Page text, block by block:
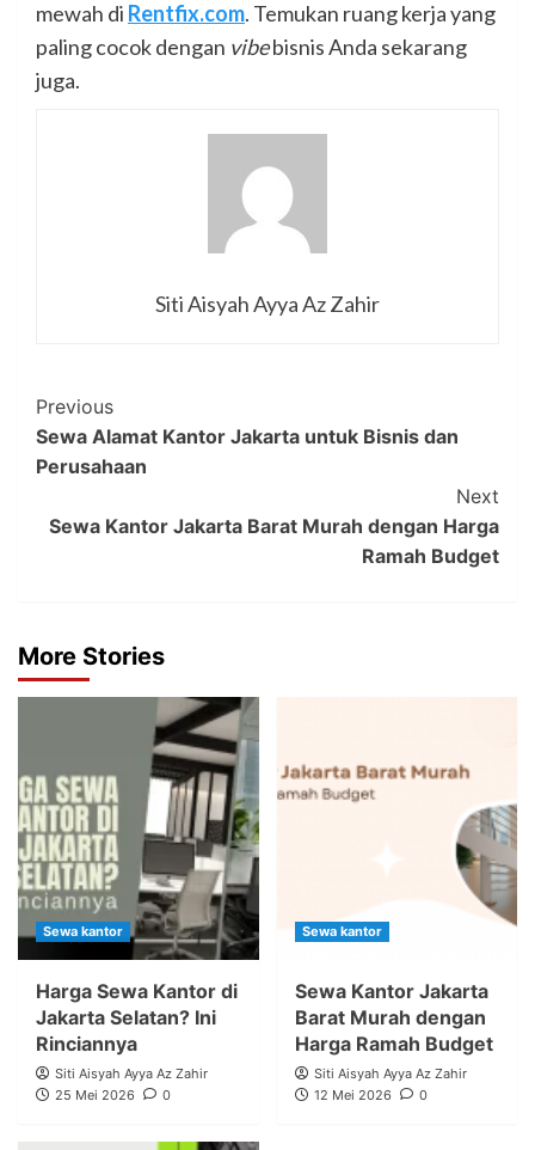
mewah di Rentfix.com. Temukan ruang kerja yang
paling cocok dengan vibebisnis Anda sekarang
juga.
Siti Aisyah Ayya Az Zahir
Post
Navigation
Previous
Sewa Alamat Kantor Jakarta untuk Bisnis dan
Perusahaan
Next
Sewa Kantor Jakarta Barat Murah dengan Harga
Ramah Budget
More Stories
Sewa kantor
Harga Sewa Kantor di
Jakarta Selatan? Ini
Rinciannya
Siti Aisyah Ayya Az Zahir
25 Mei 2026
0
Sewa kantor
Sewa Kantor Jakarta
Barat Murah dengan
Harga Ramah Budget
Siti Aisyah Ayya Az Zahir
12 Mei 2026
0